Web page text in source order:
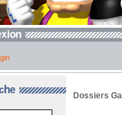
Dossiers